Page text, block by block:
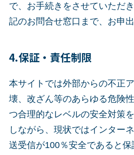
で、お手続きをさせていただ
記のお問合せ窓口まで、お申出
4.保証・責任制限
本サイトでは外部からの不正
壊、改ざん等のあらゆる危険
つ合理的なレベルの安全対策
しながら、現状ではインター
送受信が100％安全であると